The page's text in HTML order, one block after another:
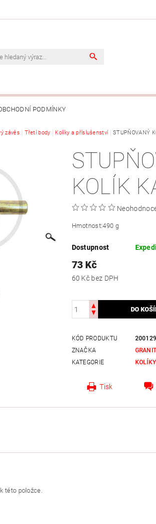
PODMÍNKY
závěs Třetí body Kolíky a příslušenství STUPŇOVANÝ
KOLÍK
Hmotnost:490 g
Dostupnost
73 Kč
60 Kč bez DPH
KÓD PRODUKTU
ZNAČKA
GRANIT
KATEGORIE
Tisk
této položce.